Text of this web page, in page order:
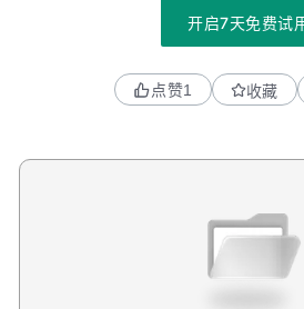
高。利率下降，股价就反弹。再往前
风险大幅降温，特斯拉就已经触底反
观点依然看好，更值得期待的还是下
率的提高、Robotaxi拓展范围、机器
开启7天免费试
点赞1 收藏